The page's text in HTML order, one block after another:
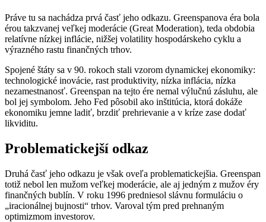
Práve tu sa nachádza prvá časť jeho odkazu. Greenspanova éra bola
érou takzvanej veľkej moderácie (Great Moderation), teda obdobia
relatívne nízkej inflácie, nižšej volatility hospodárskeho cyklu a
výrazného rastu finančných trhov.
Spojené štáty sa v 90. rokoch stali vzorom dynamickej ekonomiky:
technologické inovácie, rast produktivity, nízka inflácia, nízka
nezamestnanosť. Greenspan na tejto ére nemal výlučnú zásluhu, ale
bol jej symbolom. Jeho Fed pôsobil ako inštitúcia, ktorá dokáže
ekonomiku jemne ladiť, brzdiť prehrievanie a v kríze zase dodať
likviditu.
Problematickejší odkaz
Druhá časť jeho odkazu je však oveľa problematickejšia. Greenspan
totiž nebol len mužom veľkej moderácie, ale aj jedným z mužov éry
finančných bublín. V roku 1996 predniesol slávnu formuláciu o
„iracionálnej bujnosti“ trhov. Varoval tým pred prehnaným
optimizmom investorov.